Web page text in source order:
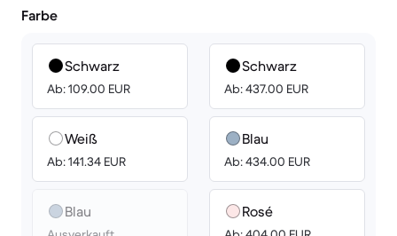
Farbe
Schwarz
Ab: 109.00 EUR
Weiß
Ab: 141.34 EUR
Blau
Schwarz
Ab: 437.00 EUR
Blau
Ab: 434.00 EUR
Rosé